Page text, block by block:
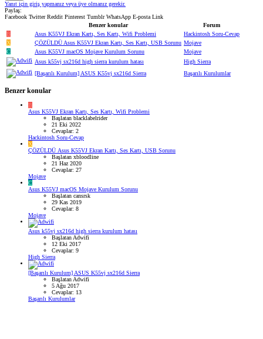
Yanıt için giriş yapmanız veya üye olmanız gerekir.
Paylaş:
Facebook Twitter Reddit Pinterest Tumblr WhatsApp E-posta Link
Benzer konular
Forum
B
Asus K55VJ Ekran Kartı, Ses Kartı, Wifi Problemi
Hackintosh Soru-Cevap
X
ÇÖZÜLDÜAsus K55VJ Ekran Kartı, Ses Kartı, USB Sorunu Mojave
C
Asus K55VJ macOS Mojave Kurulum Sorunu
Mojave
Asus k55vj sx216d high sierra kurulum hatası
High Sierra
[Başarılı Kurulum] ASUS K55vj sx216d Sierra
Başarılı Kurulumlar
Benzer konular
B
Asus K55VJ Ekran Kartı, Ses Kartı, Wifi Problemi
Başlatan blacklabelrider
21 Eki 2022
Cevaplar: 2
Hackintosh Soru-Cevap
X
ÇÖZÜLDÜ Asus K55VJ Ekran Kartı, Ses Kartı, USB Sorunu
Başlatan xbloodline
21 Haz 2020
Cevaplar: 27
Mojave
C
Asus K55VJ macOS Mojave Kurulum Sorunu
Başlatan cansrsk
29 Kas 2019
Cevaplar: 8
Mojave
Asus k55vj sx216d high sierra kurulum hatası
Başlatan Adwifi
12 Eki 2017
Cevaplar: 9
High Sierra
[Başarılı Kurulum] ASUS K55vj sx216d Sierra
Başlatan Adwifi
5 Ağu 2017
Cevaplar: 13
Başarılı Kurulumlar